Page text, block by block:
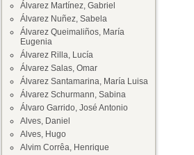
Álvarez Martínez, Gabriel
Álvarez Nuñez, Sabela
Álvarez Queimaliños, María
Eugenia
Álvarez Rilla, Lucía
Álvarez Salas, Omar
Álvarez Santamarina, María Luisa
Álvarez Schurmann, Sabina
Álvaro Garrido, José Antonio
Alves, Daniel
Alves, Hugo
Alvim Corrêa, Henrique